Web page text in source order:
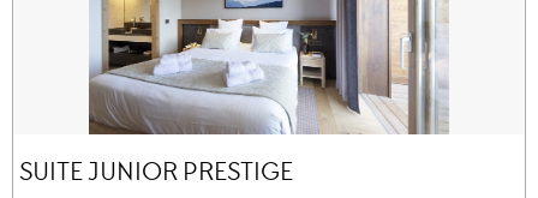
SUITE JUNIOR PRESTIGE